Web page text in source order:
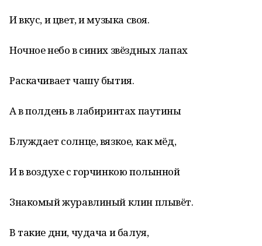
И вкус, и цвет, и музыка своя.
Ночное небо в синих звёздных лапах
Раскачивает чашу бытия.
А в полдень в лабиринтах паутины
Блуждает солнце, вязкое, как мёд,
И в воздухе с горчинкою полынной
Знакомый журавлиный клин плывёт.
В такие дни, чудача и балуя,